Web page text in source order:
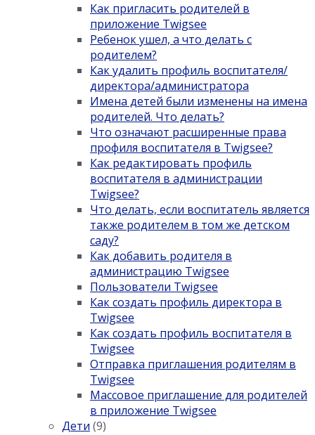
Как пригласить родителей в
приложение Twigsee
Ребенок ушел, а что делать с
родителем?
Как удалить профиль воспитателя/
директора/администратора
Имена детей были изменены на имена
родителей. Что делать?
Что означают расширенные права
профиля воспитателя в Twigsee?
Как редактировать профиль
воспитателя в администрации
Twigsee?
Что делать, если воспитатель является
также родителем в том же детском
саду?
Как добавить родителя в
администрацию Twigsee
Пользователи Twigsee
Как создать профиль директора в
Twigsee
Как создать профиль воспитателя в
Twigsee
Отправка приглашения родителям в
Twigsee
Массовое приглашение для родителей
в приложение Twigsee
Дети (9)